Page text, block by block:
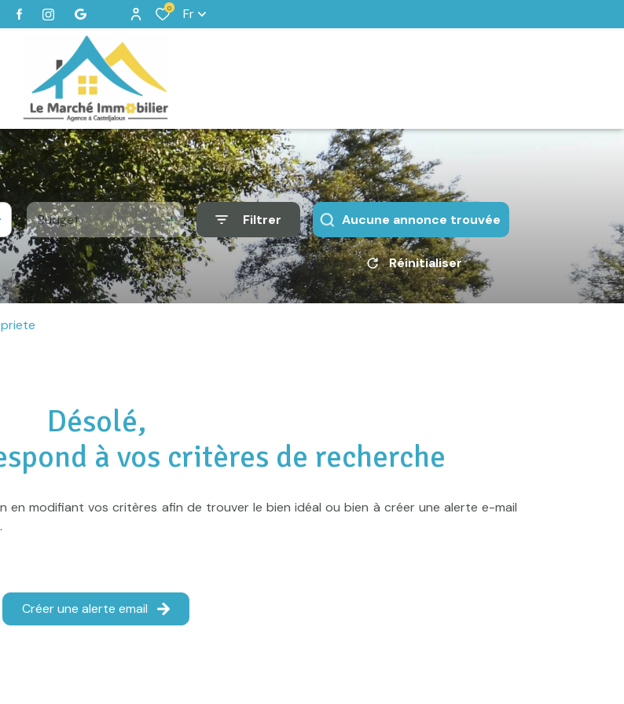
0 Fr
Budget Filtrer Aucune annonce trouvée
Réinitialiser
Désolé,
à vos critères de recherche
en modifiant vos critères afin de trouver le bien idéal ou bien à créer une alerte e-mail
Créer une alerte email